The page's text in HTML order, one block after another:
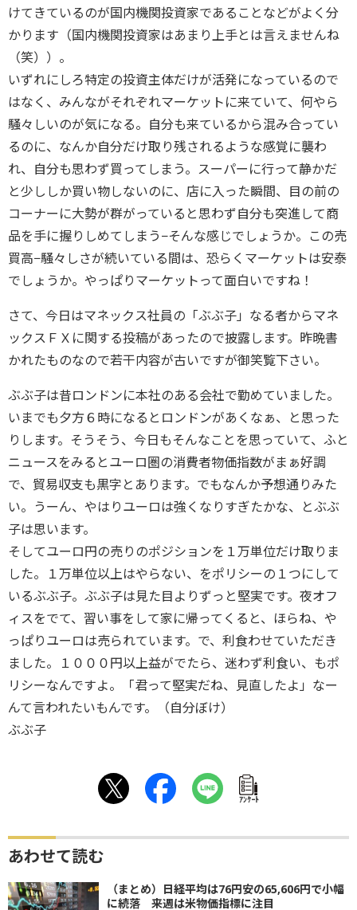
けてきているのが国内機関投資家であることなどがよく分
かります（国内機関投資家はあまり上手とは言えませんね
（笑））。
いずれにしろ特定の投資主体だけが活発になっているので
はなく、みんながそれぞれマーケットに来ていて、何やら
騒々しいのが気になる。自分も来ているから混み合ってい
るのに、なんか自分だけ取り残されるような感覚に襲わ
れ、自分も思わず買ってしまう。スーパーに行って静かだ
と少ししか買い物しないのに、店に入った瞬間、目の前の
コーナーに大勢が群がっていると思わず自分も突進して商
品を手に握りしめてしまう−そんな感じでしょうか。この売
買高−騒々しさが続いている間は、恐らくマーケットは安泰
でしょうか。やっぱりマーケットって面白いですね！
さて、今日はマネックス社員の「ぶぶ子」なる者からマネ
ックスＦＸに関する投稿があったので披露します。昨晩書
かれたものなので若干内容が古いですが御笑覧下さい。
ぶぶ子は昔ロンドンに本社のある会社で勤めていました。
いまでも夕方６時になるとロンドンがあくなぁ、と思った
りします。そうそう、今日もそんなことを思っていて、ふと
ニュースをみるとユーロ圏の消費者物価指数がまぁ好調
で、貿易収支も黒字とあります。でもなんか予想通りみた
い。うーん、やはりユーロは強くなりすぎたかな、とぶぶ
子は思います。
そしてユーロ円の売りのポジションを１万単位だけ取りま
した。１万単位以上はやらない、をポリシーの１つにして
いるぶぶ子。ぶぶ子は見た目よりずっと堅実です。夜オフ
ィスをでて、習い事をして家に帰ってくると、ほらね、や
っぱりユーロは売られています。で、利食わせていただき
ました。１０００円以上益がでたら、迷わず利食い、もポ
リシーなんですよ。「君って堅実だね、見直したよ」なー
んて言われたいもんです。（自分ぼけ）
ぶぶ子
ｱﾝｹｰﾄ
あわせて読む
（まとめ）日経平均は76円安の65,606円で小幅
に続落 来週は米物価指標に注目